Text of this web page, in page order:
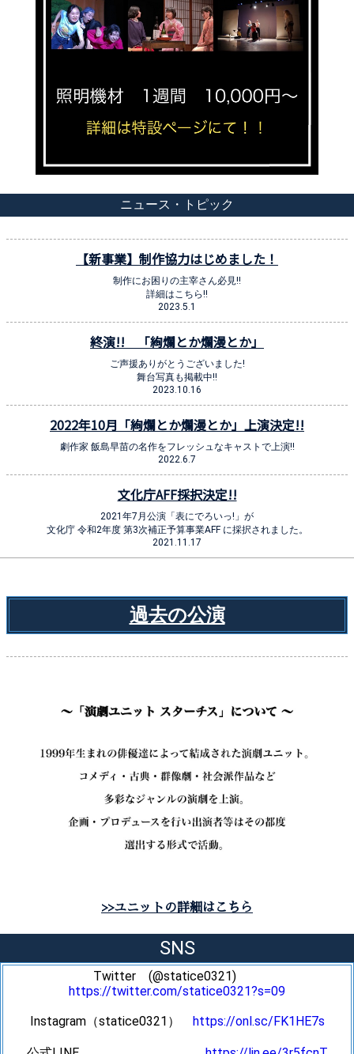
ニュース・トピック
【新事業】制作協力はじめました！
制作にお困りの主宰さん必見!!
詳細はこちら!!
2023.5.1
終演!! 「絢爛とか爛漫とか」
ご声援ありがとうございました!
舞台写真も掲載中!!
2023.10.16
2022年10月「絢爛とか爛漫とか」上演決定!!
劇作家 飯島早苗の名作をフレッシュなキャストで上演!!
2022.6.7
文化庁AFF採択決定!!
2021年7月公演「表にでろいっ!」が
文化庁 令和2年度 第3次補正予算事業AFF に採択されました。
2021.11.17
過去の公演
>>ユニットの詳細はこちら
SNS
Twitter (@statice0321)
https://twitter.com/statice0321?s=09
Instagram（statice0321） https://onl.sc/FK1HE7s